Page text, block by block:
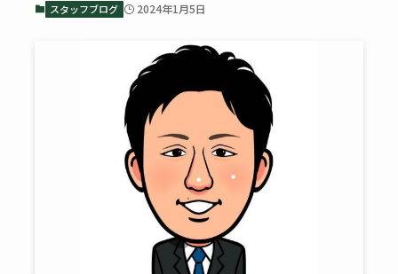
スタッフブログ 2024年1月5日